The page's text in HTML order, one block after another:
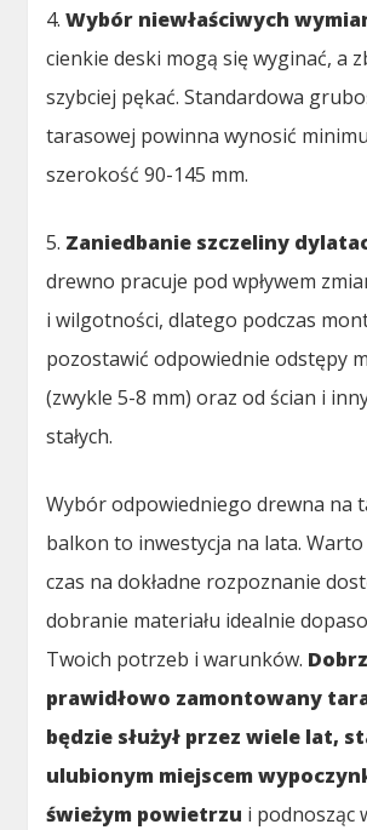
4.Wybór niewłaściwych
cienkie deski mogą się wyginać, a
szybciej pękać. Standardowa
tarasowej powinna wynosić
szerokość 90-145 mm.
5. Zaniedbanie szczeliny
drewno pracuje pod wpływem
i wilgotności, dlatego podczas
pozostawić odpowiednie odstępy
(zwykle 5-8 mm) oraz od ścian i
stałych.
Wybór odpowiedniego drewna na
balkon to inwestycja na lata.
czas na dokładne rozpoznanie
dobranie materiału idealnie
Twoich potrzeb i warunków.
prawidłowo zamontowany
będzie służył przez wiele lat,
ulubionym miejscem
świeżym powietrzu i podnosząc